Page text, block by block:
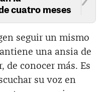
cuatro meses
seguir un mismo
una ansia de
de conocer más. Es
su voz en